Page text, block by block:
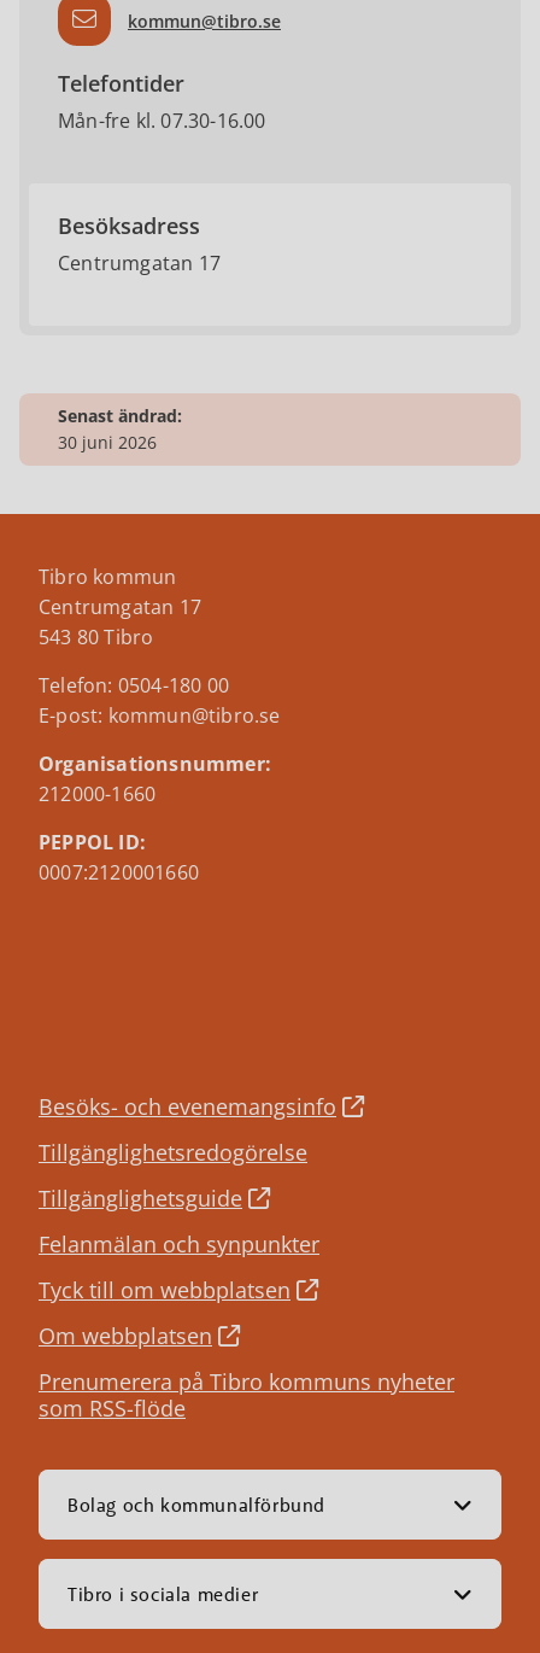
kommun@tibro.se
Telefontider
Mån-fre kl. 07.30-16.00
Besöksadress
Centrumgatan 17
Senast ändrad:
30 juni 2026
Tibro kommun
Centrumgatan 17
543 80 Tibro
Telefon: 0504-180 00
E-post: kommun@tibro.se
Organisationsnummer:
212000-1660
PEPPOL ID:
0007:2120001660
Besöks- och evenemangsinfo
Tillgänglighetsredogörelse
Tillgänglighetsguide
Felanmälan och synpunkter
Tyck till om webbplatsen
Om webbplatsen
Prenumerera på Tibro kommuns nyheter
som RSS-flöde
Bolag och kommunalförbund
Tibro i sociala medier